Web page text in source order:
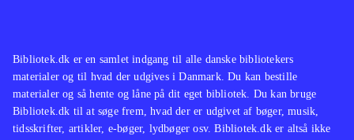
and Daxter trilogy.
God opdatering af en spilklassiker
med mere indhold og flottere grafik,
stadig med småproblemer i spillet
Bibliotek.dk er en samlet indgang til alle danske bibliotekers
materialer og til hvad der udgives i Danmark. Du kan bestille
materialer og så hente og låne på dit eget bibliotek. Du kan bruge
Bibliotek.dk til at søge frem, hvad der er udgivet af bøger, musik,
tidsskrifter, artikler, e-bøger, lydbøger osv. Bibliotek.dk er altså ikke